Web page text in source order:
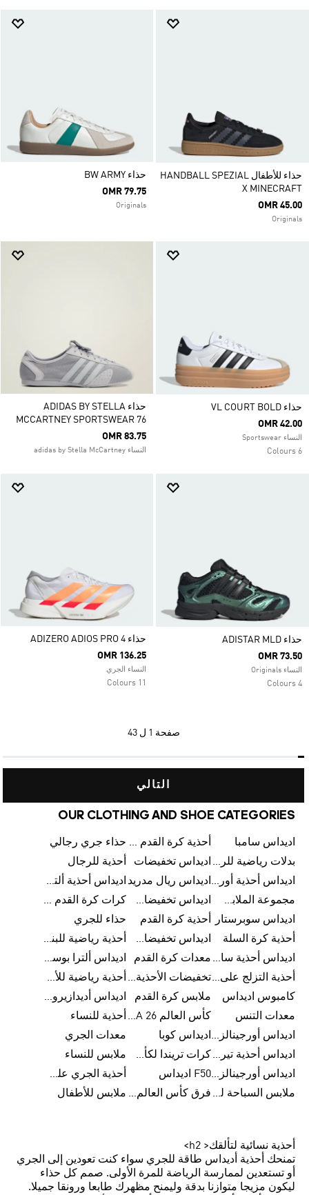
حذاء للأطفال HANDBALL SPEZIAL
X MINECRAFT
OMR 45.00
Originals
حذاء ‏BW ARMY
OMR 79.75
Originals
حذاء VL COURT BOLD
OMR 42.00
النساء Sportswear
6 Colours
حذاء ADIDAS BY STELLA
MCCARTNEY SPORTSWEAR 76
OMR 83.75
النساء adidas by Stella McCartney
حذاء ADISTAR MLD
OMR 73.50
النساء Originals
4 Colours
حذاء ADIZERO ADIOS PRO 4
OMR 136.25
النساء الجري
11 Colours
صفحة 1 ل 43
التالي
OUR CLOTHING AND SHOE CATEGORIES
اديداس سامبا أحذية كرة القدم للرجال حذاء جري رجالي
بدلات رياضية للرجال اديداس تخفيضات
أحذية للرجال
اديداس أحذية أورجينالز اديداس ريال مدريد
اديداس أحذية ألترا بوست للرجال
مجموعة الملابس الرياضية
اديداس تخفيضات للأطفال
كرات كرة القدم للرجال
اديداس سوبرستار
أحذية كرة القدم
حذاء للجري
أحذية كرة السلة
اديداس تخفيضات للرجال
أحذية رياضية للبنات
اديداس أحذية سامبا للنساء معدات كرة القدم
اديداس ألترا بوست
أحذية التزلج على اللوح للرجال
تخفيضات الأحذية للرجال
أحذية رياضية للأطفال
كامبوس اديداس
ملابس كرة القدم
اديداس أديدازيرو معدات الجري
معدات التنس
كأس العالم FIFA 26™ أحذية للنساء
اديداس أورجينالز ملابس للنساء اديداس كوبا
معدات الجري
اديداس أحذية تيريكس
كرات تريندا لكأس العالم FIFA 26™
ملابس للنساء
اديداس أورجينالز صنادل للنساءF50 اديداس
أحذية الجري على الطرق الوعرة للرجال
ملابس السباحة للنساء
فرق كأس العالم FIFA 26™ ملابس للأطفال
أحذية نسائية لتألقك< h2>
تمنحك أحذية أديداس طاقة للجري سواء كنت تعودين إلى الجري
أو تستعدين لممارسة الرياضة للمرة الأولى. صمم كل حذاء
ليكون مزيجا متوازنا بدقة وليمنح مظهرك طابعا ورونقا جميلا.